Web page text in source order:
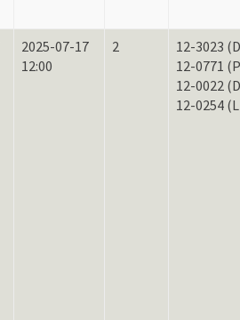
2025-07-17
12:00
2
12-3023
12-0771
12-0022
12-0254